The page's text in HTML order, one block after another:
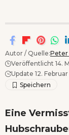
Autor / Quelle:
Veröffentlicht 14.
Update 12.
Eine